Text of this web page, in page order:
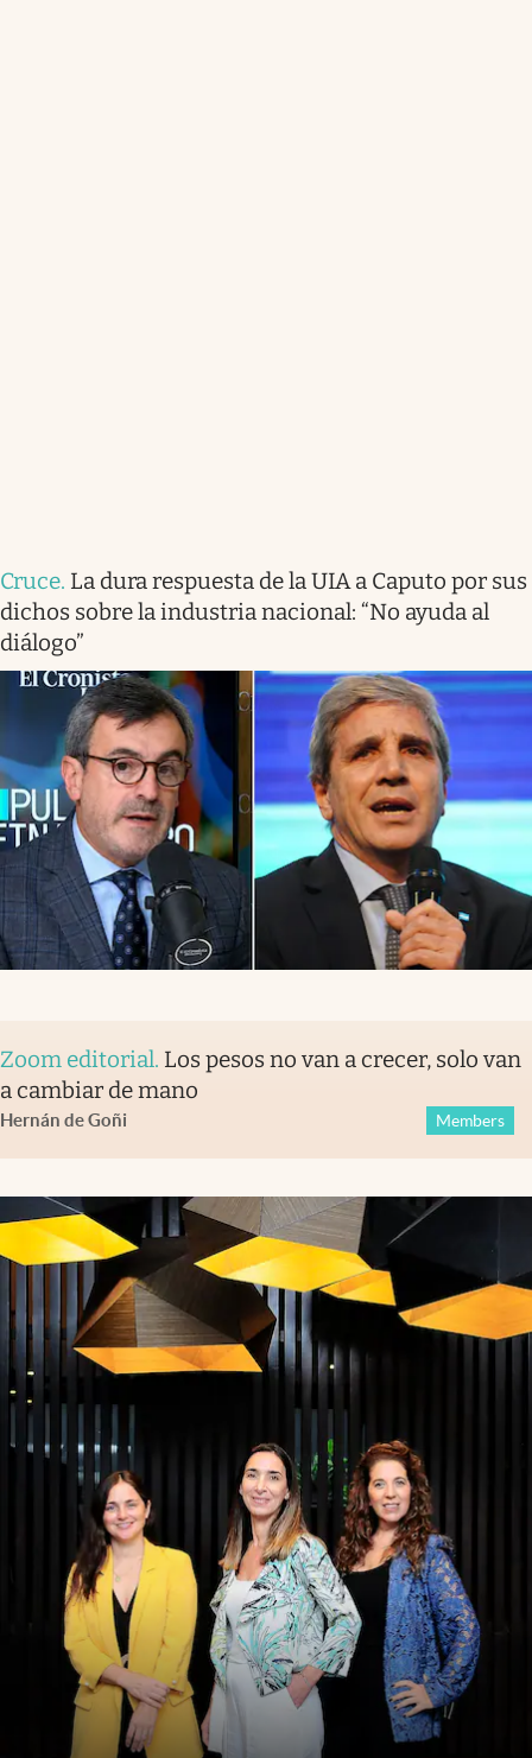
Cruce. La dura respuesta de la UIA a Caputo por sus
dichos sobre la industria nacional: “No ayuda al
diálogo”
Zoom editorial. Los pesos no van a crecer, solo van
a cambiar de mano
Hernán de Goñi Members